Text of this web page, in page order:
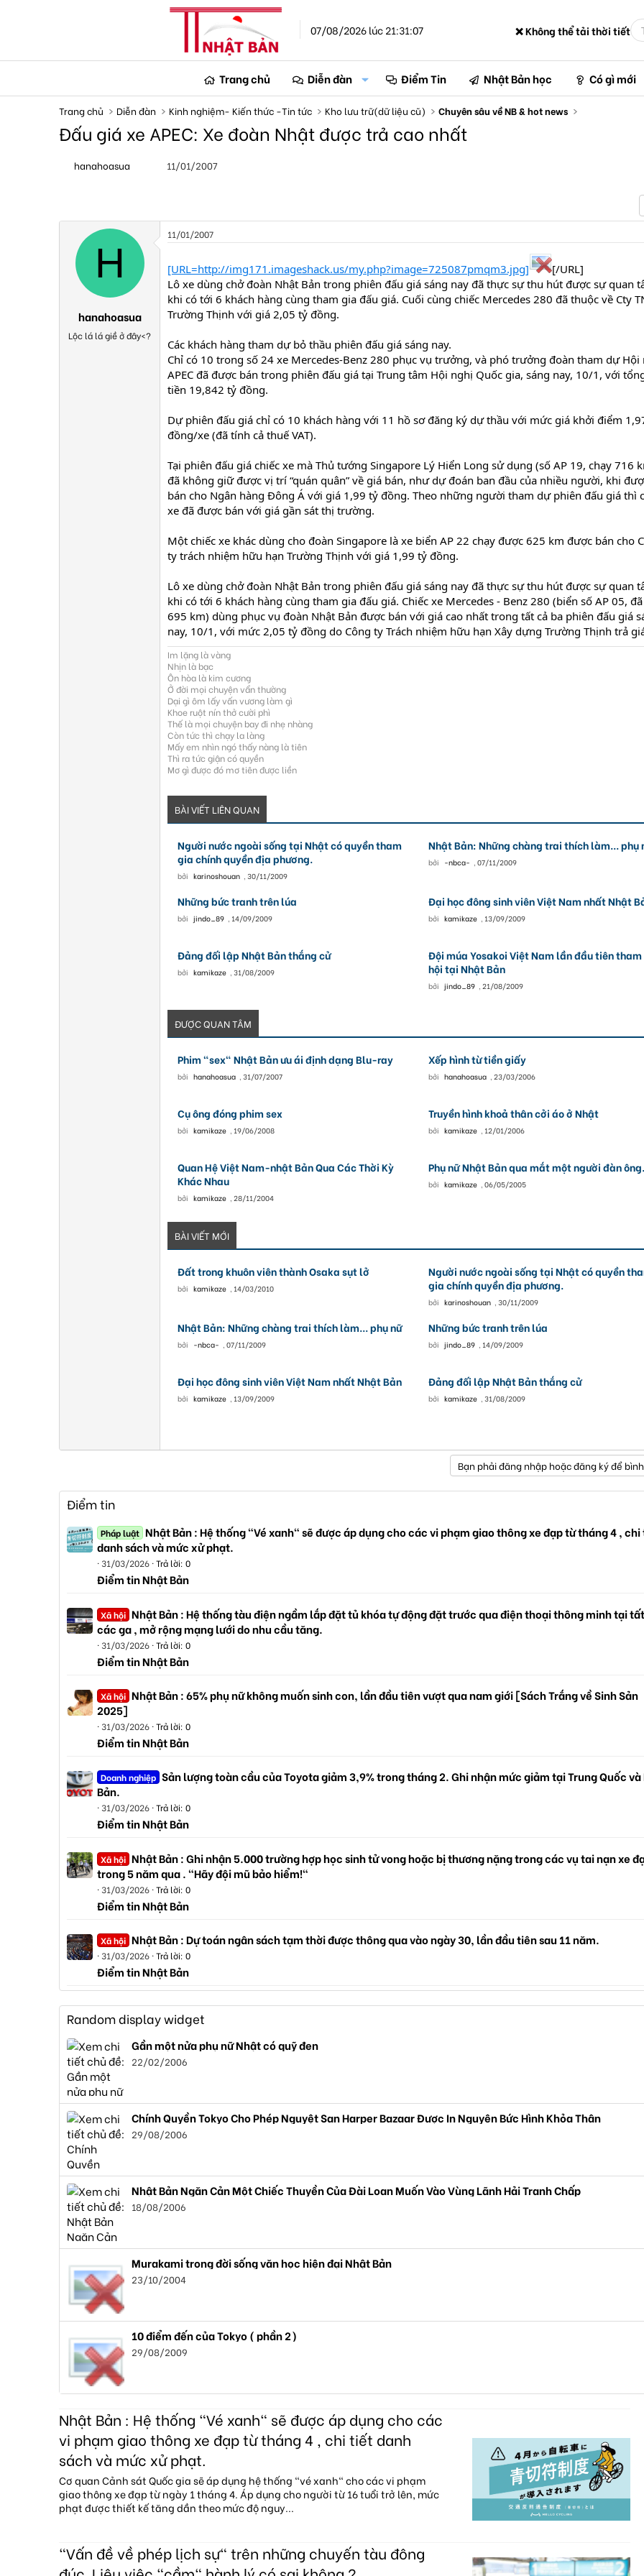
07/08/2026 lúc 21:31:07 ❌ Không thể tải thời tiết
Trang chủ Diễn đàn Điểm Tin Nhật Bản học Có gì mới
Trang chủ Diễn đàn Kinh nghiệm- Kiến thức -Tin tức Kho lưu trữ(dữ liệu cũ) Chuyên sâu về NB & hot news
Đấu giá xe APEC: Xe đoàn Nhật được trả cao nhất
h
d
hanahoasua
ử
11/01/2007
H
hanahoasua
Lộc lá lá giề ở đây<?
11/01/2007
[URL=http://img171.imageshack.us/my.php?image=725087pmqm3.jpg]
[/URL]
Lô xe dùng chở đoàn Nhật Bản trong phiên đấu giá sáng nay đã thực sự thu hút được sự quan
khi có tới 6 khách hàng cùng tham gia đấu giá. Cuối cùng chiếc Mercedes 280 đã thuộc về Cty
Trường Thịnh với giá 2,05 tỷ đồng.
Các khách hàng tham dự bỏ thầu phiên đấu giá sáng nay.
Chỉ có 10 trong số 24 xe Mercedes-Benz 280 phục vụ trưởng, và phó trưởng đoàn tham dự Hội
APEC đã được bán trong phiên đấu giá tại Trung tâm Hội nghị Quốc gia, sáng nay, 10/1, với
tiền 19,842 tỷ đồng.
Dự phiên đấu giá chỉ có 10 khách hàng với 11 hồ sơ đăng ký dự thầu với mức giá khởi điểm
đồng/xe (đã tính cả thuế VAT).
Tại phiên đấu giá chiếc xe mà Thủ tướng Singapore Lý Hiển Long sử dụng (số AP 19, chạy 716
đã không giữ được vị trí “quán quân” về giá bán, như dự đoán ban đầu của nhiều người, khi
bán cho Ngân hàng Đông Á với giá 1,99 tỷ đồng. Theo những người tham dự phiên đấu giá thì
xe đã được bán với giá gần sát thị trường.
Một chiếc xe khác dùng cho đoàn Singapore là xe biển AP 22 chạy được 625 km được bán cho
ty trách nhiệm hữu hạn Trường Thịnh với giá 1,99 tỷ đồng.
Lô xe dùng chở đoàn Nhật Bản trong phiên đấu giá sáng nay đã thực sự thu hút được sự quan
khi có tới 6 khách hàng cùng tham gia đấu giá. Chiếc xe Mercedes - Benz 280 (biển số AP 05,
695 km) dùng phục vụ đoàn Nhật Bản được bán với giá cao nhất trong tất cả ba phiên đấu giá
nay, 10/1, với mức 2,05 tỷ đồng do Công ty Trách nhiệm hữu hạn Xây dựng Trường Thịnh trả
Im lặng là vàng
Nhịn là bạc
Ôn hòa là kim cương
Ở đời mọi chuyện vẩn thường
Dại gì ôm lấy vấn vương làm gì
Khoe ruột nín thở cười phì
Thế là mọi chuyện bay đi nhẹ nhàng
Còn tức thì chạy la làng
Mấy em nhìn ngó thấy nàng là tiên
Thì ra tức giận có quyền
Mơ gì được đó mơ tiên được liền
BÀI VIẾT LIÊN QUAN
Người nước ngoài sống tại Nhật có quyền tham
gia chính quyền địa phương.
bởi karinoshouan , 30/11/2009
Nhật Bản: Những chàng trai thích làm... phụ
bởi -nbca- , 07/11/2009
Những bức tranh trên lúa
bởi jindo_89 , 14/09/2009
Đại học đông sinh viên Việt Nam nhất Nhật
bởi kamikaze , 13/09/2009
Đảng đối lập Nhật Bản thắng cử
bởi kamikaze , 31/08/2009
Đội múa Yosakoi Việt Nam lần đầu tiên
hội tại Nhật Bản
bởi jindo_89 , 21/08/2009
ĐƯỢC QUAN TÂM
Phim "sex" Nhật Bản ưu ái định dạng Blu-ray
bởi hanahoasua , 31/07/2007
Xếp hình từ tiền giấy
bởi hanahoasua , 23/03/2006
Cụ ông đóng phim sex
bởi kamikaze , 19/06/2008
Truyền hình khoả thân cởi áo ở Nhật
bởi kamikaze , 12/01/2006
Quan Hệ Việt Nam-nhật Bản Qua Các Thời Kỳ
Khác Nhau
bởi kamikaze , 28/11/2004
Phụ nữ Nhật Bản qua mắt một người đàn ông.
bởi kamikaze , 06/05/2005
BÀI VIẾT MỚI
Đất trong khuôn viên thành Osaka sụt lở
bởi kamikaze , 14/03/2010
Người nước ngoài sống tại Nhật có quyền
gia chính quyền địa phương.
bởi karinoshouan , 30/11/2009
Nhật Bản: Những chàng trai thích làm... phụ nữ
bởi -nbca- , 07/11/2009
Những bức tranh trên lúa
bởi jindo_89 , 14/09/2009
Đại học đông sinh viên Việt Nam nhất Nhật Bản
bởi kamikaze , 13/09/2009
Đảng đối lập Nhật Bản thắng cử
bởi kamikaze , 31/08/2009
Bạn phải đăng nhập hoặc đăng ký để
Điểm tin
Pháp luật Nhật Bản : Hệ thống "Vé xanh" sẽ được áp dụng cho các vi phạm giao thông xe đạp từ tháng 4 ,
danh sách và mức xử phạt.
31/03/2026 Trả lời: 0
Điểm tin Nhật Bản
Xã hội Nhật Bản : Hệ thống tàu điện ngầm lắp đặt tủ khóa tự động đặt trước qua điện thoại thông minh tại
các ga , mở rộng mạng lưới do nhu cầu tăng.
31/03/2026 Trả lời: 0
Điểm tin Nhật Bản
Xã hội Nhật Bản : 65% phụ nữ không muốn sinh con, lần đầu tiên vượt qua nam giới [Sách Trắng về Sinh Sản
2025]
31/03/2026 Trả lời: 0
Điểm tin Nhật Bản
Doanh nghiệp Sản lượng toàn cầu của Toyota giảm 3,9% trong tháng 2. Ghi nhận mức giảm tại Trung Quốc
Bản.
31/03/2026 Trả lời: 0
Điểm tin Nhật Bản
Xã hội Nhật Bản : Ghi nhận 5.000 trường hợp học sinh tử vong hoặc bị thương nặng trong các vụ tai nạn xe
trong 5 năm qua . "Hãy đội mũ bảo hiểm!"
31/03/2026 Trả lời: 0
Điểm tin Nhật Bản
Xã hội Nhật Bản : Dự toán ngân sách tạm thời được thông qua vào ngày 30, lần đầu tiên sau 11 năm.
31/03/2026 Trả lời: 0
Điểm tin Nhật Bản
Random display widget
Gần một nửa phụ nữ Nhật có quỹ đen
22/02/2006
Chính Quyền Tokyo Cho Phép Nguyệt San Harper Bazaar Được In Nguyên Bức Hình Khỏa Thân
29/08/2006
Nhật Bản Ngăn Cản Một Chiếc Thuyền Của Đài Loan Muốn Vào Vùng Lãnh Hải Tranh Chấp
18/08/2006
Murakami trong đời sống văn học hiện đại Nhật Bản
23/10/2004
10 điểm đến của Tokyo ( phần 2)
29/08/2009
Nhật Bản : Hệ thống "Vé xanh" sẽ được áp dụng cho các
vi phạm giao thông xe đạp từ tháng 4 , chi tiết danh
sách và mức xử phạt.
Cơ quan Cảnh sát Quốc gia sẽ áp dụng hệ thống "vé xanh" cho các vi phạm
giao thông xe đạp từ ngày 1 tháng 4. Áp dụng cho người từ 16 tuổi trở lên, mức
phạt được thiết kế tăng dần theo mức độ nguy...
"Vấn đề về phép lịch sự" trên những chuyến tàu đông